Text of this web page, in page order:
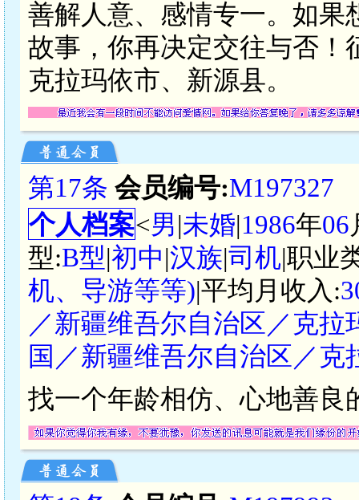
善解人意、感情专一。如果
故事，你再决定交往与否！
克拉玛依市、新源县。
第17条 会员编号:M197327
个人档案<男|未婚|1986年06
型:B型|初中|汉族|司机|职业
机、导游等等)|平均月收入:
／新疆维吾尔自治区／克拉
国／新疆维吾尔自治区／
找一个年龄相仿、心地善良